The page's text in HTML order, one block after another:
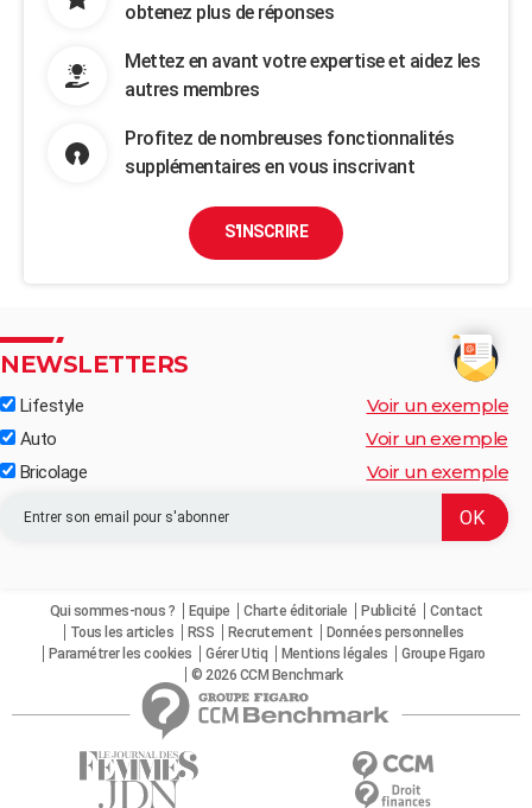
obtenez plus de réponses
Mettez en avant votre expertise et aidez les
autres membres
Profitez de nombreuses fonctionnalités
supplémentaires en vous inscrivant
S'INSCRIRE
NEWSLETTERS
Lifestyle Voir un exemple
Auto Voir un exemple
Bricolage Voir un exemple
Qui sommes-nous ? Equipe Charte éditoriale Publicité
Contact
Tous les articles
RSS Recrutement
Données personnelles
Paramétrer les cookies
Gérer Utiq Mentions légales
Groupe Figaro
© 2026 CCM Benchmark